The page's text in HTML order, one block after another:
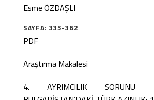
Esme ÖZDAŞLI
SAYFA: 335-362
PDF
Araştırma Makalesi
4. AYRIMCILIK SORUNU